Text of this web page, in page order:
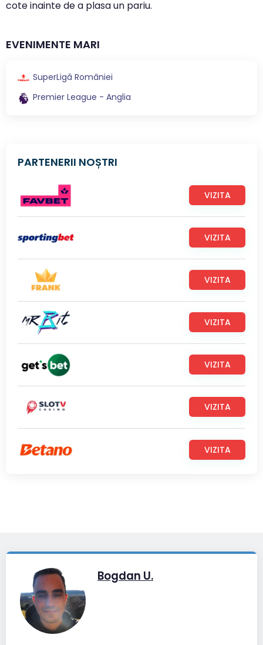
cote inainte de a plasa un pariu.
EVENIMENTE MARI
SuperLigă României
Premier League - Anglia
PARTENERII NOȘTRI
VIZITA
VIZITA
VIZITA
VIZITA
VIZITA
VIZITA
VIZITA
Bogdan U.